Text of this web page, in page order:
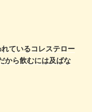
ているコレステロー
から飲むには及ばな